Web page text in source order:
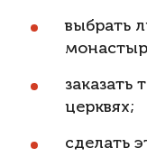
выбрать
заказать
церквях;
сделать